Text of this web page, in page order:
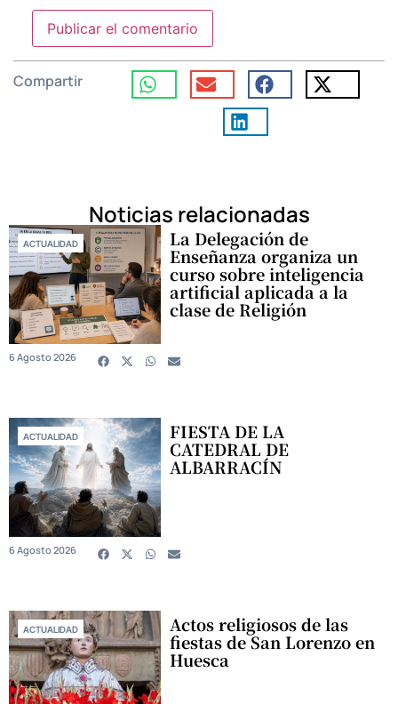
Compartir
Noticias relacionadas
ACTUALIDAD La Delegación de
Enseñanza organiza un
curso sobre inteligencia
artificial aplicada a la
clase de Religión
6 Agosto 2026
ACTUALIDAD FIESTA DE LA
CATEDRAL DE
ALBARRACÍN
6 Agosto 2026
ACTUALIDAD Actos religiosos de las
fiestas de San Lorenzo en
Huesca